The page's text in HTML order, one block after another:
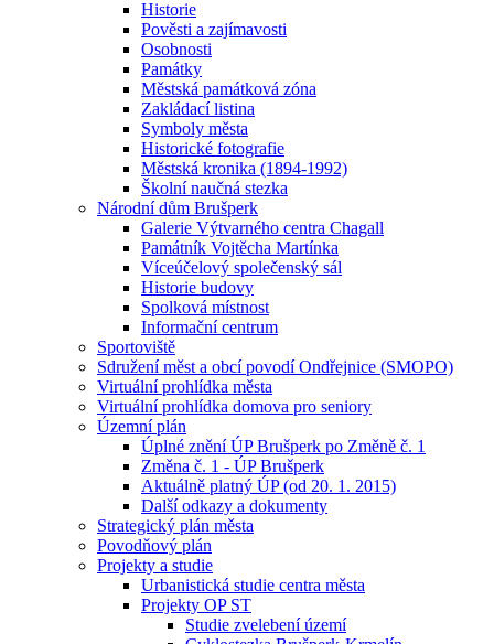
Historie
Pověsti a zajímavosti
Osobnosti
Památky
Městská památková zóna
Zakládací listina
Symboly města
Historické fotografie
Městská kronika (1894-1992)
Školní naučná stezka
Národní dům Brušperk
Galerie Výtvarného centra Chagall
Památník Vojtěcha Martínka
Víceúčelový společenský sál
Historie budovy
Spolková místnost
Informační centrum
Sportoviště
Sdružení měst a obcí povodí Ondřejnice (SMOPO)
Virtuální prohlídka města
Virtuální prohlídka domova pro seniory
Územní plán
Úplné znění ÚP Brušperk po Změně č. 1
Změna č. 1 - ÚP Brušperk
Aktuálně platný ÚP (od 20. 1. 2015)
Další odkazy a dokumenty
Strategický plán města
Povodňový plán
Projekty a studie
Urbanistická studie centra města
Projekty OP ST
Studie zvelebení území